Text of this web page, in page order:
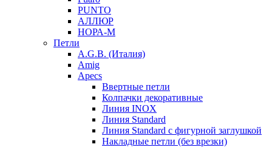
PUNTO
АЛЛЮР
НОРА-М
Петли
A.G.B. (Италия)
Amig
Apecs
Ввертные петли
Колпачки декоративные
Линия INOX
Линия Standard
Линия Standard с фигурной заглушкой
Накладные петли (без врезки)